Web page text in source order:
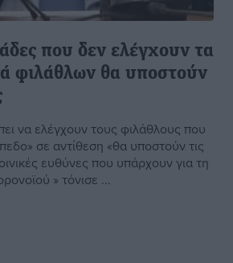
που δεν ελέγχουν τα
φιλάθλων θα υποστούν
να ελέγχουν τους φιλάθλους που
σε αντίθεση «θα υποστούν τις
ευθύνες που υπάρχουν για τη
» τόνισε ...